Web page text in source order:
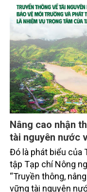
Nâng cao nhận
tài nguyên nước
Đó là phát biểu của
tập Tạp chí Nông
“Truyền thông,
vững tài nguyên